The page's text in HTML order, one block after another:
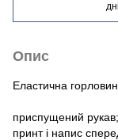
дні
Опис
Еластична
приспущений рукав;
принт і напис